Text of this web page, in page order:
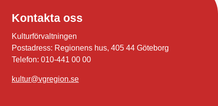
Kontakta oss
Kulturförvaltningen
Postadress: Regionens hus, 405 44 Göteborg
Telefon: 010-441 00 00
kultur@vgregion.se